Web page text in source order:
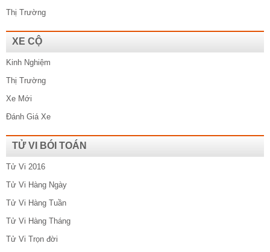
Thị Trường
XE CỘ
Kinh Nghiệm
Thị Trường
Xe Mới
Đánh Giá Xe
TỬ VI BÓI TOÁN
Tử Vi 2016
Tử Vi Hàng Ngày
Tử Vi Hàng Tuần
Tử Vi Hàng Tháng
Tử Vi Trọn đời